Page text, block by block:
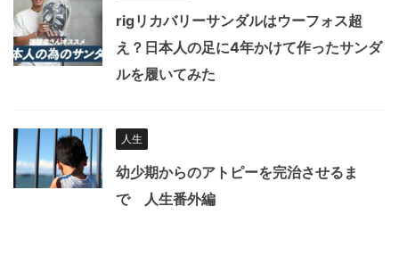
rigリカバリーサンダルはウーフォス超
え？日本人の足に4年かけて作ったサンダ
ルを履いてみた
人生
幼少期からのアトピーを完治させるま
で 人生番外編